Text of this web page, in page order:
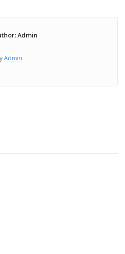
Admin
Admin